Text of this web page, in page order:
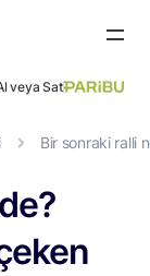
DOGE$0,07-2.00%
veya Sat
Bir sonraki ralli